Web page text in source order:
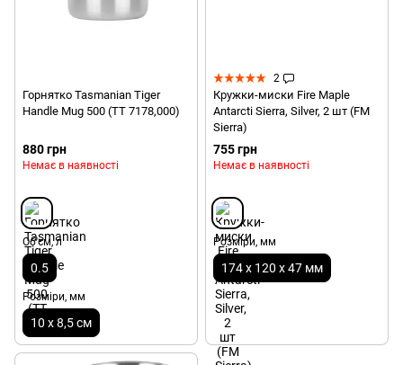
Горнятко Tasmanian Tiger
Handle Mug 500 (TT 7178,000)
880 грн
Немає в наявності
Об'єм, л
0.5
Розміри, мм
10 x 8,5 см
2
Кружки-миски Fire Maple
Antarcti Sierra, Silver, 2 шт (FM
Sierra)
755 грн
Немає в наявності
Розміри, мм
174 х 120 х 47 мм